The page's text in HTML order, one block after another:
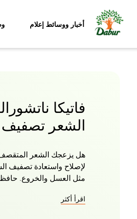
أخبار ووسائط إعلام
فاتيكا
الشعر
هل يزعجك الشعر المتقصف
لإصلاح واستعادة تصفيف
مثل العسل والخروع.
صحة ولمعانا بدون أطراف
اقرأ أكثر